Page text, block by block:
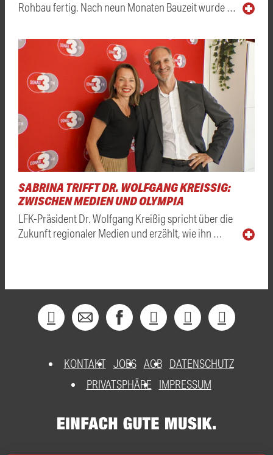
Rohbau fertig. Nach neun Monaten Bauzeit wurde …
SABRINA TRIFFT DR. WOLFGANG KREISSIG: Z
WISCHEN MEDIEN UND OLYMPIA
LFK-Präsident Dr. Wolfgang Kreißig spricht über die
Zukunft regionaler Medien und erzählt, wie ihn …
KONTAKT JOBS AGB DATENSCHUTZ
PRIVATSPHÄRE
IMPRESSUM